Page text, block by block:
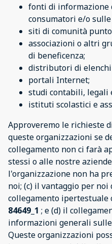
fonti di informazione
consumatori e/o
siti di comunità
associazioni o altri
di beneficenza;
distributori di
portali Internet;
studi contabili, legali
istituti scolastici e
Approveremo le richieste
queste organizzazioni se
collegamento non ci farà
stessi o alle nostre
l'organizzazione non ha
noi; (c) il vantaggio per
collegamento ipertestuale
84649_1 ; e (d) il
informazioni generali
Queste organizzazioni